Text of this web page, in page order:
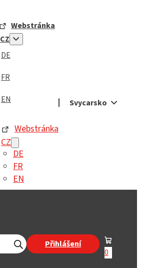
Webstránka
CZ
DE
FR
EN
Webstránka
CZ
DE
FR
EN
Svycarsko
Přihlášení
0